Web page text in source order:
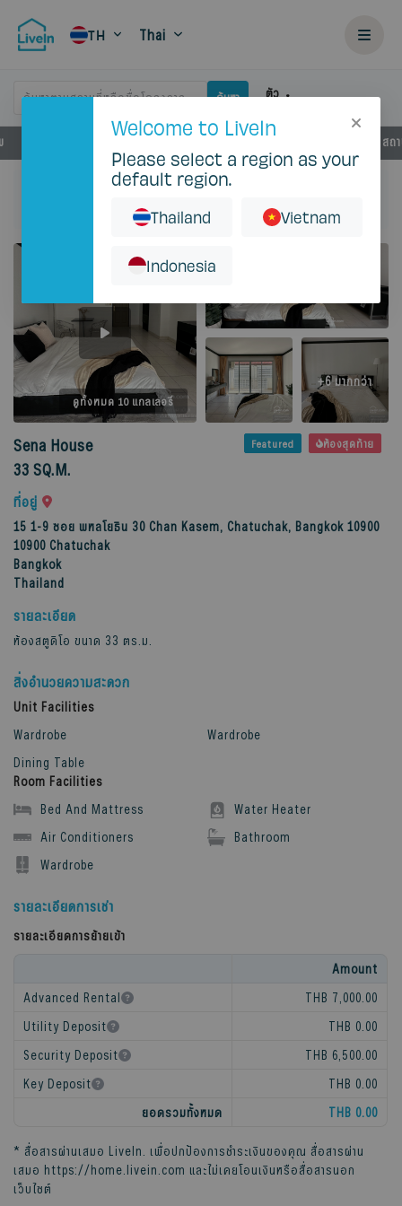
TH Thai
ค้นหาตามสถานที่หรือชื่อโครงการ ค้นหา ตัว
สิ่งอำนวยความสะดวก รายละเอียดการเช่า สถ
Bangkok Chatuchak
ดูทั้งหมด 10 แกลเลอรี่
+6 มากกว่า
Sena House
33 SQ.M.
Featured ห้องสุดท้าย
ที่อยู่
15 1-9 ซอย พหลโยธิน 30 Chan Kasem, Chatuchak, Bangkok 10900
10900 Chatuchak
Bangkok
Thailand
รายละเอียด
ห้องสตูดิโอ ขนาด 33 ตร.ม.
สิ่งอำนวยความสะดวก
Unit Facilities
Wardrobe
Dining Table
Wardrobe
Room Facilities
Bed And Mattress
Air Conditioners
Wardrobe
Water Heater
Bathroom
รายละเอียดการเช่า
รายละเอียดการย้ายเข้า
Amount
Advanced Rental
THB 7,000.00
Utility Deposit
THB 0.00
Security Deposit
THB 6,500.00
Key Deposit
THB 0.00
ยอดรวมทั้งหมด
THB 0.00
* สื่อสารผ่านเสมอ LiveIn. เพื่อปกป้องการชำระเงินของคุณ สื่อสารผ่าน
เสมอ https://home.livein.com และไม่เคยโอนเงินหรือสื่อสารนอก
เว็บไซต์
Welcome to LiveIn
Please select a region as your
default region.
Thailand Vietnam
Indonesia